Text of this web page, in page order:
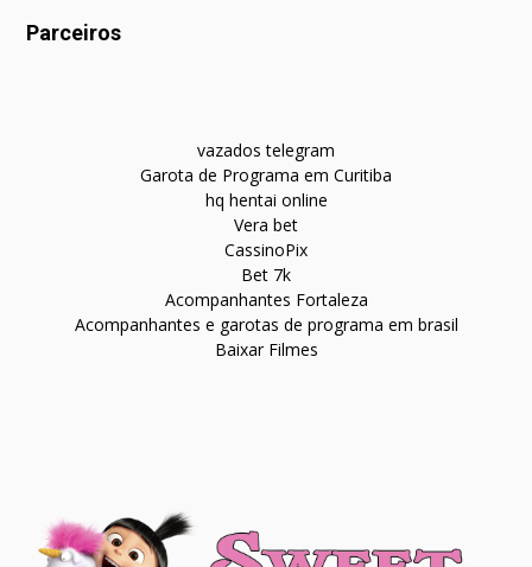
Parceiros
vazados telegram
Garota de Programa em Curitiba
hq hentai online
Vera bet
CassinoPix
Bet 7k
Acompanhantes Fortaleza
Acompanhantes e garotas de programa em brasil
Baixar Filmes